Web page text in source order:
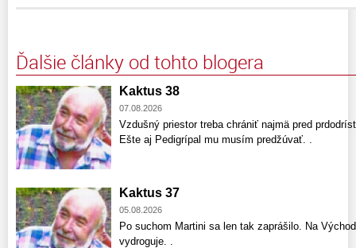
Ďalšie články od tohto blogera
Kaktus 38
07.08.2026
Vzdušný priestor treba chrániť najmä pred
Ešte aj Pedigrípal mu musím predžúvať. .
Kaktus 37
05.08.2026
Po suchom Martini sa len tak zaprášilo. Na
vydroguje. .